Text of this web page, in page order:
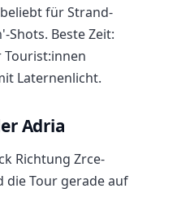
für Strand-
Beste Zeit:
Laternenlicht.
Adria
Richtung Zrce-
die Tour gerade auf